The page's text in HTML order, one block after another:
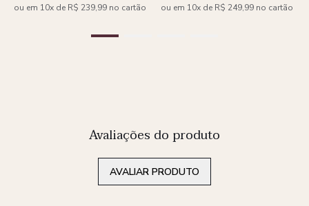
ou em 10x de R$ 239,99 no cartão ou em 10x de R$ 249,99 no cartão
Avaliações do produto
AVALIAR PRODUTO